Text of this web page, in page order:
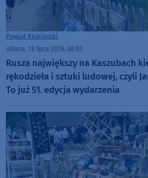
Powiat Kościerski
sobota, 18 lipca 2026, 08:03
Rusza największy na Kaszubach
rękodzieła i sztuki ludowej, czyli
To już 51. edycja wydarzenia